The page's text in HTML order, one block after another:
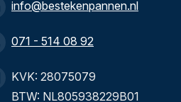
info@bestekenpannen.nl
071 - 514 08 92
KVK: 28075079
BTW: NL805938229B01